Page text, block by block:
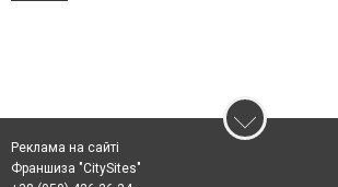
Реклама на сайті
Франшиза "CitySites"